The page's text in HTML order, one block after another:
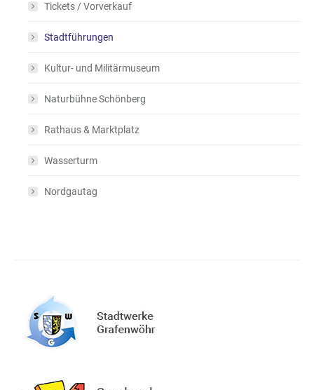
Tickets / Vorverkauf
Stadtführungen
Kultur- und Militärmuseum
Naturbühne Schönberg
Rathaus & Marktplatz
Wasserturm
Nordgautag